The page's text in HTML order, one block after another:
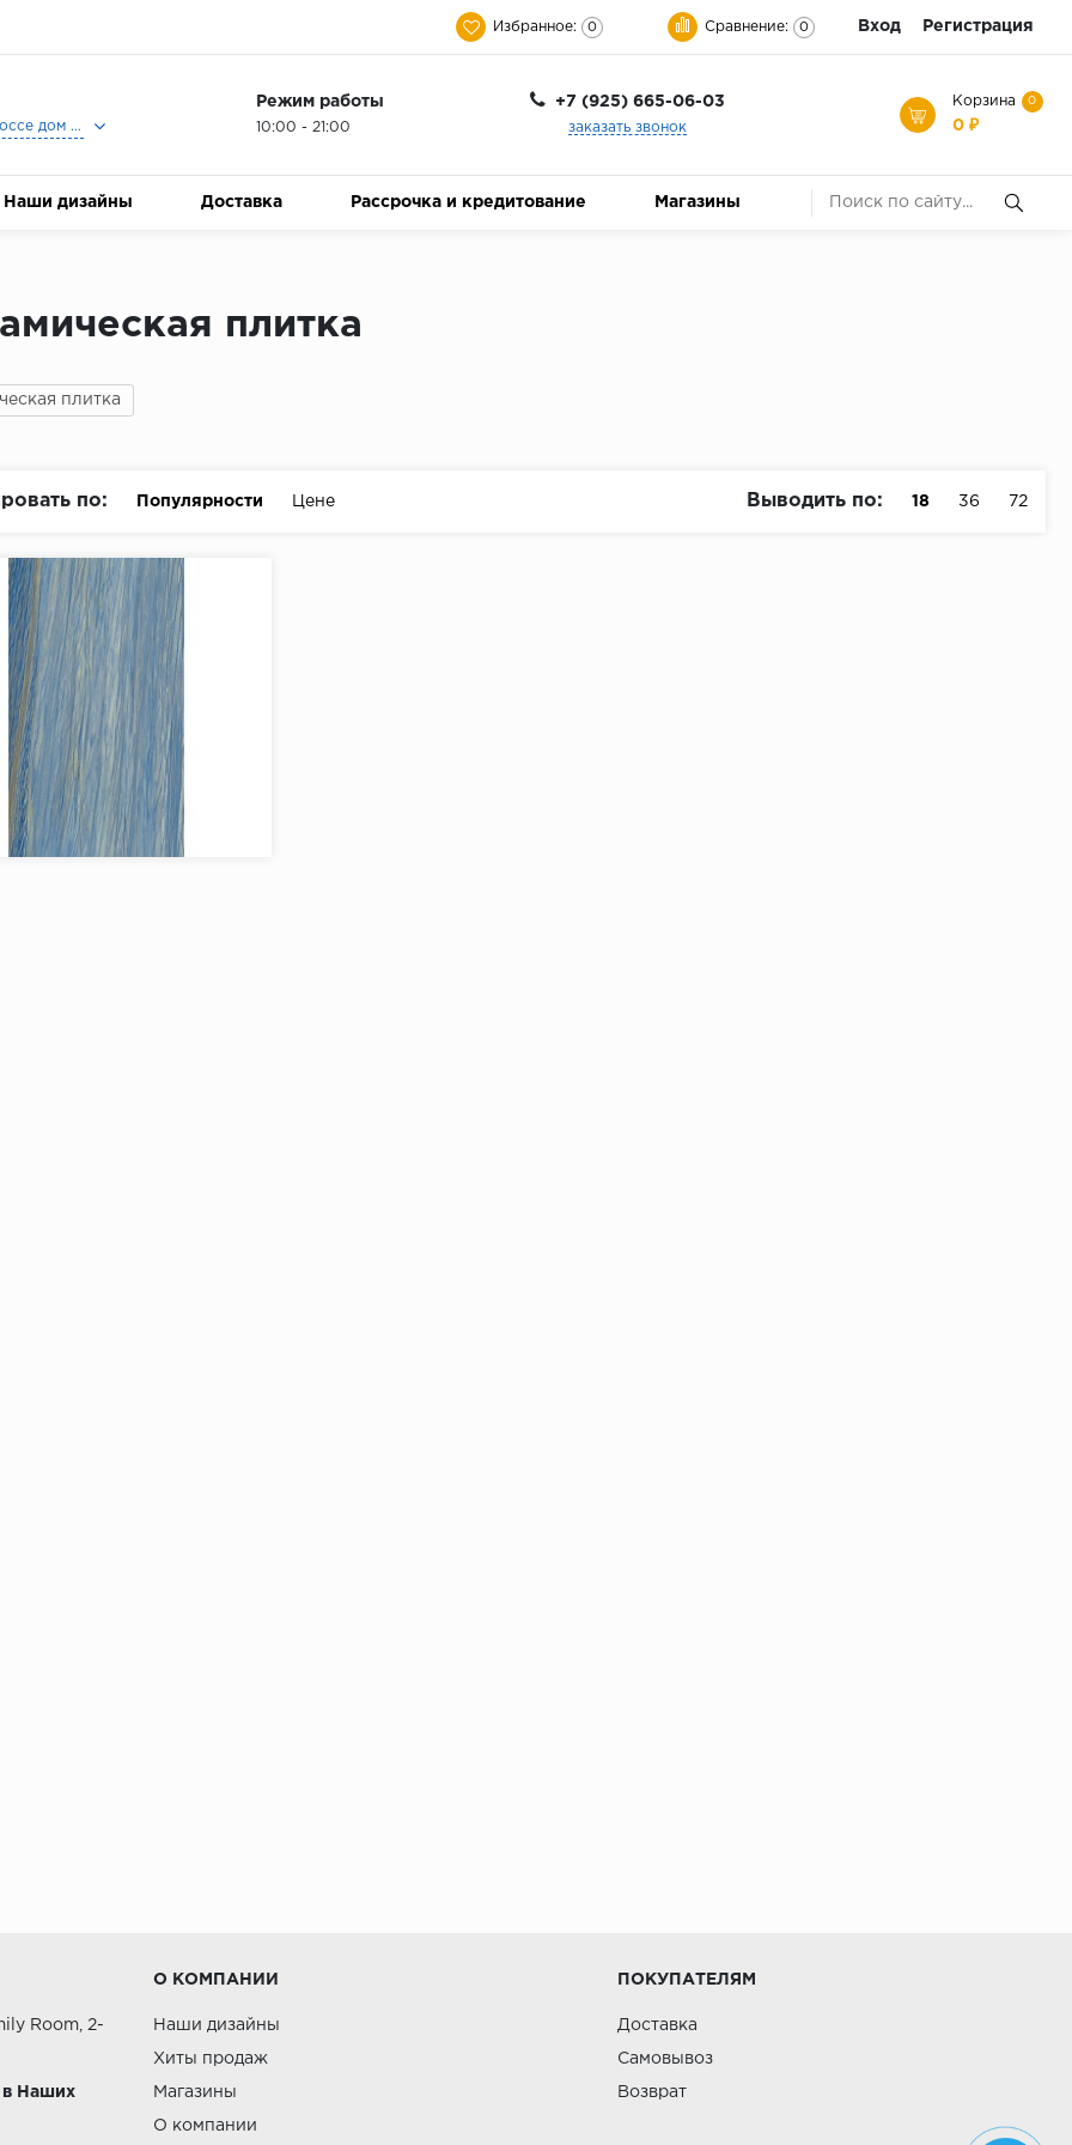
Избранное: 0 Сравнение: 0 Вход Регистрация
Москва, Ленинградское шоссе дом 25, Торговый Центр Family Room, 2-ой этаж, Магазин Керамический Бум.
Режим работы
10:00 - 21:00
+7 (925) 665-06-03
заказать звонок
Корзина 0
0 ₽
Наши дизайны Доставка Рассрочка и кредитование Магазины
плитка
плитка
по: Популярности Цене Выводить по: 18 36 72
Room, 2-
в Наших
О КОМПАНИИ
Наши дизайны
Хиты продаж
Магазины
О компании
ПОКУПАТЕЛЯМ
Доставка
Самовывоз
Возврат